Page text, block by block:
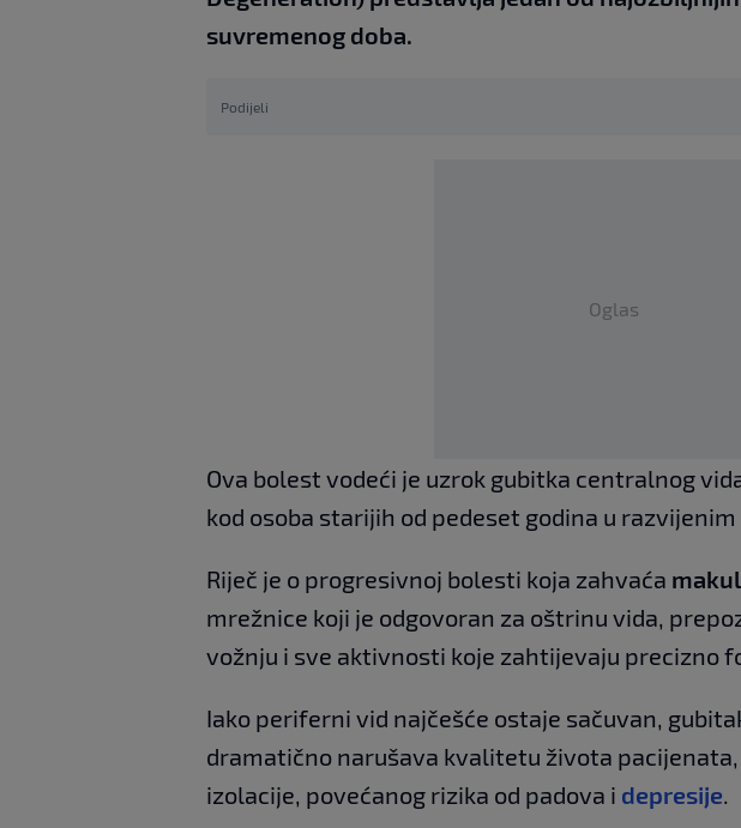
suvremenog doba.
Podijeli
Oglas
Ova bolest vodeći je uzrok gubitka centralnog
kod osoba starijih od pedeset godina u
Riječ je o progresivnoj bolesti koja zahvaća
mrežnice koji je odgovoran za oštrinu vida,
vožnju i sve aktivnosti koje zahtijevaju precizno
Iako periferni vid najčešće ostaje sačuvan,
dramatično narušava kvalitetu života
izolacije, povećanog rizika od padova i depresije.